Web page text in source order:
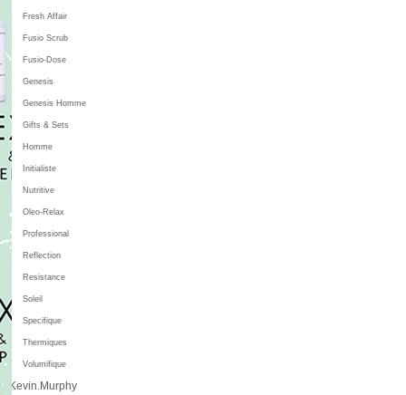
Fresh Affair
Fusio Scrub
Fusio-Dose
Genesis
Genesis Homme
Gifts & Sets
Homme
Initialiste
Nutritive
Oleo-Relax
Professional
Reflection
Resistance
Soleil
Specifique
Thermiques
Volumifique
Kevin.Murphy